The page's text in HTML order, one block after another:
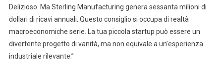
Delizioso. Ma Sterling Manufacturing genera sessanta milioni di
dollari di ricavi annuali. Questo consiglio si occupa di realtà
macroeconomiche serie. La tua piccola startup può essere un
divertente progetto di vanità, ma non equivale a un’esperienza
industriale rilevante.”